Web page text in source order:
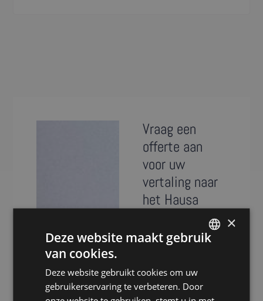
Vraag een
offerte aan
voor uw
vertaling naar
het Hausa
Presence is al meer
dan 20 jaar
vertalen van teksten
naar het Hausa.
Dankzij ons
×
Deze website maakt gebruik
van cookies.
Deze website gebruikt cookies om uw
gebruikerservaring te verbeteren. Door